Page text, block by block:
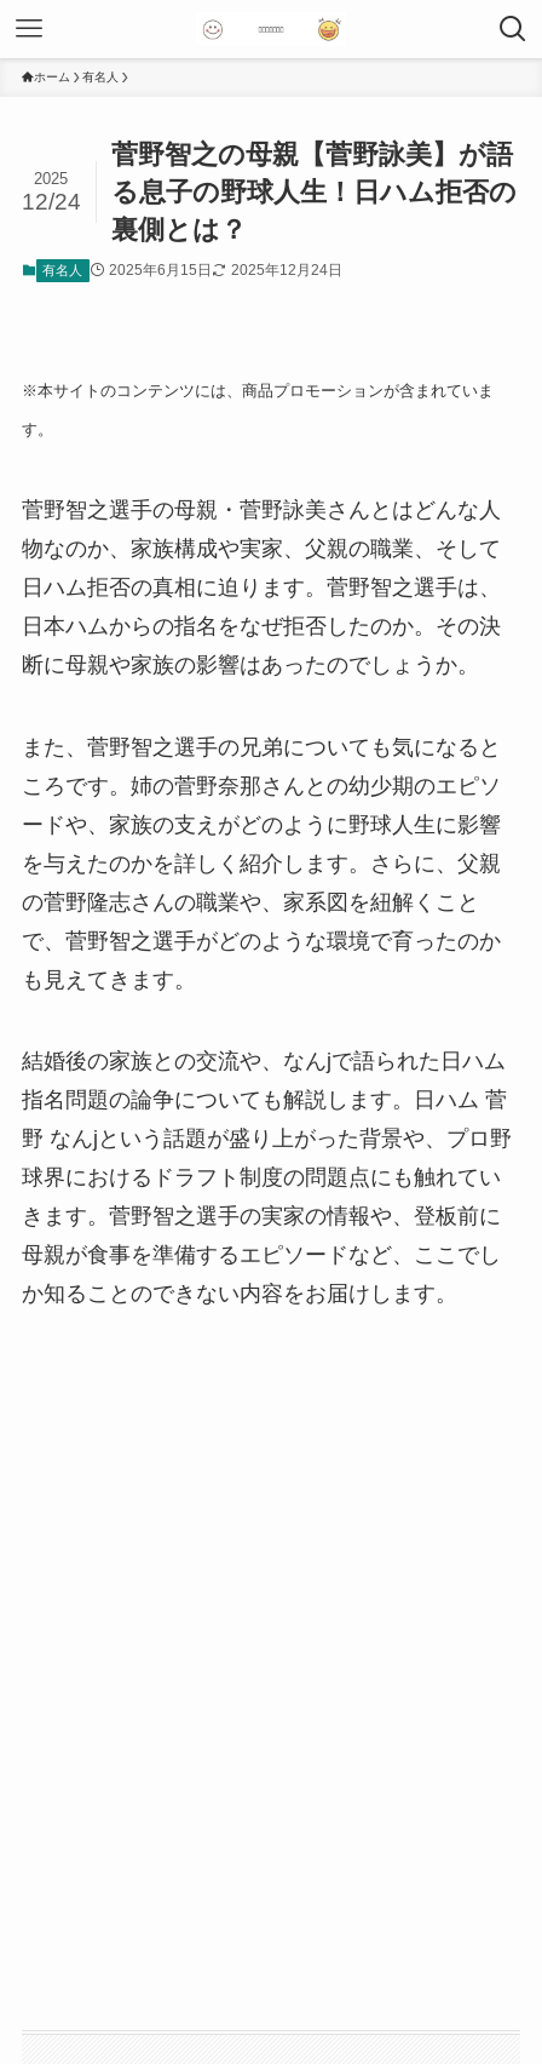
ホーム 有名人
菅野智之の母親【菅野詠美】が語
る息子の野球人生！日ハム拒否の
裏側とは？
2025
12/24
有名人 2025年6月15日 2025年12月24日
※本サイトのコンテンツには、商品プロモーションが含まれていま
す。
菅野智之選手の母親・菅野詠美さんとはどんな人
物なのか、家族構成や実家、父親の職業、そして
日ハム拒否の真相に迫ります。菅野智之選手は、
日本ハムからの指名をなぜ拒否したのか。その決
断に母親や家族の影響はあったのでしょうか。
また、菅野智之選手の兄弟についても気になると
ころです。姉の菅野奈那さんとの幼少期のエピソ
ードや、家族の支えがどのように野球人生に影響
を与えたのかを詳しく紹介します。さらに、父親
の菅野隆志さんの職業や、家系図を紐解くこと
で、菅野智之選手がどのような環境で育ったのか
も見えてきます。
結婚後の家族との交流や、なんjで語られた日ハム
指名問題の論争についても解説します。日ハム 菅
野 なんjという話題が盛り上がった背景や、プロ野
球界におけるドラフト制度の問題点にも触れてい
きます。菅野智之選手の実家の情報や、登板前に
母親が食事を準備するエピソードなど、ここでし
か知ることのできない内容をお届けします。